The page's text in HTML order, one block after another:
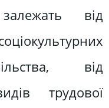
від
від
трудової